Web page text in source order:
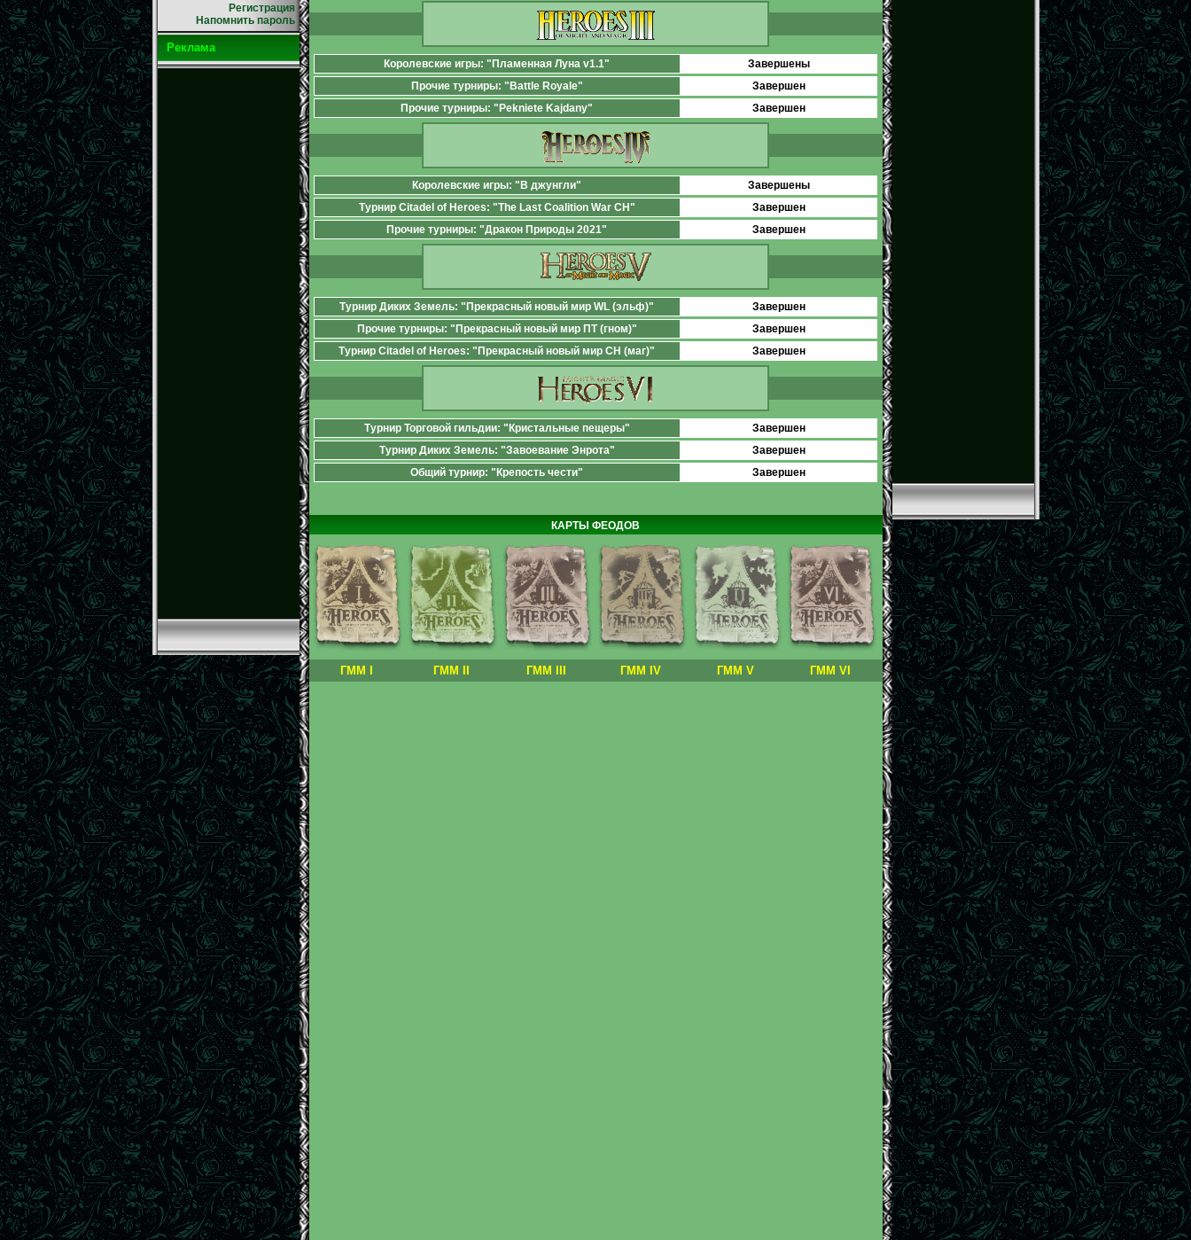
Регистрация
Напомнить пароль
Реклама
Королевские игры: "Пламенная Луна v1.1"
Завершены
Прочие турниры: "Battle Royale"
Завершен
Прочие турниры: "Pekniete Kajdany"
Завершен
Королевские игры: "В джунгли"
Завершены
Турнир Citadel of Heroes: "The Last Coalition War CH"
Завершен
Прочие турниры: "Дракон Природы 2021"
Завершен
Турнир Диких Земель: "Прекрасный новый мир WL (эльф)"
Завершен
Прочие турниры: "Прекрасный новый мир ПТ (гном)"
Завершен
Турнир Citadel of Heroes: "Прекрасный новый мир СН (маг)"
Завершен
Турнир Торговой гильдии: "Кристальные пещеры"
Завершен
Турнир Диких Земель: "Завоевание Энрота"
Завершен
Общий турнир: "Крепость чести"
Завершен
КАРТЫ ФЕОДОВ
ГММ I ГММ II ГММ III ГММ IV ГММ V ГММ VI